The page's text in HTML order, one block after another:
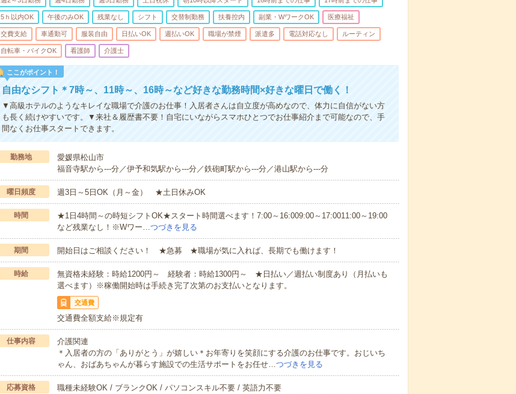
5ｈ以内OK 午後のみOK 残業なし シフト 交替制勤務 扶養控内 副業・WワークOK 医療福祉
交費支給 車通勤可 服装自由 日払いOK 週払いOK 職場が禁煙 派遣多 電話対応なし ルーティン
自転車・バイクOK 看護師 介護士
ここがポイント！
自由なシフト＊7時～、11時～、16時～など好きな勤務時間×好きな曜日で働く！
▼高級ホテルのようなキレイな職場で介護のお仕事！入居者さんは自立度が高めなので、体力に自信がない方
も長く続けやすいです。▼来社＆履歴書不要！自宅にいながらスマホひとつでお仕事紹介まで可能なので、手
間なくお仕事スタートできます。
勤務地
愛媛県松山市
福音寺駅から---分／伊予和気駅から---分／鉄砲町駅から---分／港山駅から---分
曜日頻度 週3日～5日OK（月～金） ★土日休みOK
時間
★1日4時間～の時短シフトOK★スタート時間選べます！7:00～16:009:00～17:0011:00～19:00
など残業なし！※Wワー…つづきを見る
期間 開始日はご相談ください！ ★急募 ★職場が気に入れば、長期でも働けます！
時給
無資格未経験：時給1200円～ 経験者：時給1300円～ ★日払い／週払い制度あり（月払いも
選べます）※稼働開始時は手続き完了次第のお支払いとなります。
交通費
交通費全額支給※規定有
仕事内容
介護関連
＊入居者の方の「ありがとう」が嬉しい＊お年寄りを笑顔にする介護のお仕事です。おじいち
ゃん、おばあちゃんが暮らす施設での生活サポートをお任せ…つづきを見る
応募資格
職種未経験OK / ブランクOK / パソコンスキル不要 / 英語力不要